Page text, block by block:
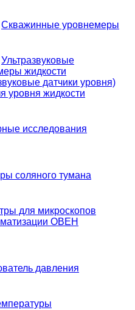
Скважинные уровнемеры
Ультразвуковые
жидкости
датчики уровня)
уровня жидкости
исследования
соляного тумана
для микроскопов
ОВЕН
давления